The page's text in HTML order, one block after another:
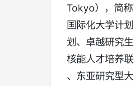
Tokyo），简
国际化大学计
划、卓越研究
核能人才培养
、东亚研究型